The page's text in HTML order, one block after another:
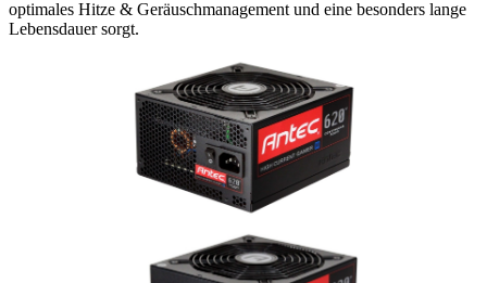
optimales Hitze & Geräuschmanagement und eine besonders lange
Lebensdauer sorgt.